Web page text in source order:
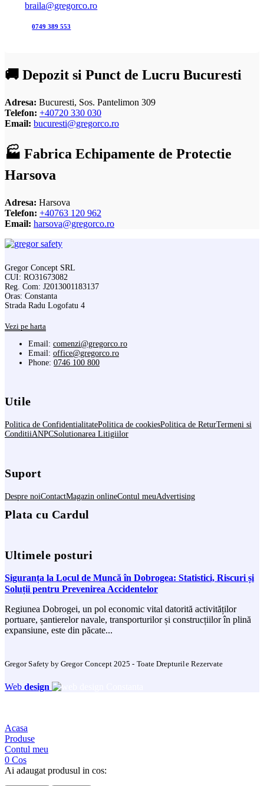
braila@gregorco.ro
0749 389 553
🚚 Depozit si Punct de Lucru Bucuresti
Adresa: Bucuresti, Sos. Pantelimon 309
Telefon: +40720 330 030
Email: bucuresti@gregorco.ro
🏭 Fabrica Echipamente de Protectie
Harsova
Adresa: Harsova
Telefon: +40763 120 962
Email: harsova@gregorco.ro
Gregor Concept SRL
CUI: RO31673082
Reg. Com: J2013001183137
Oras: Constanta
Strada Radu Logofatu 4
Vezi pe harta
Email: comenzi@gregorco.ro
Email: office@gregorco.ro
Phone: 0746 100 800
Utile
Politica de ConfidentialitatePolitica de cookiesPolitica de ReturTermeni si
ConditiiANPCSolutionarea Litigiilor
Suport
Despre noiContactMagazin onlineContul meuAdvertising
Plata cu Cardul
Ultimele posturi
Siguranța la Locul de Muncă în Dobrogea: Statistici, Riscuri și
Soluții pentru Prevenirea Accidentelor
Regiunea Dobrogei, un pol economic vital datorită activităților
portuare, șantierelor navale, transporturilor și construcțiilor în plină
expansiune, este din păcate...
Gregor Safety by Gregor Concept 2025 - Toate Drepturile Rezervate
Web design
Acasa
Produse
Contul meu
0 Cos
Ai adaugat produsul in cos: